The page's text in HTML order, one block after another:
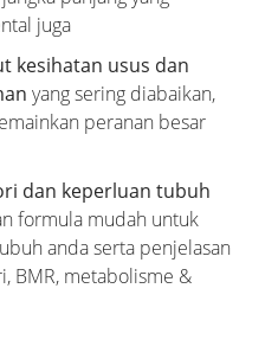
juga
kesihatan usus dan
yang sering diabaikan,
peranan besar
dan keperluan tubuh
formula mudah untuk
anda serta penjelasan
BMR, metabolisme &